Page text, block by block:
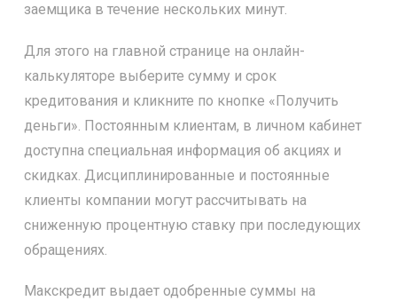
заемщика в течение нескольких минут.
Для этого на главной странице на онлайн-
калькуляторе выберите сумму и срок
кредитования и кликните по кнопке «Получить
деньги». Постоянным клиентам, в личном кабинет
доступна специальная информация об акциях и
скидках. Дисциплинированные и постоянные
клиенты компании могут рассчитывать на
сниженную процентную ставку при последующих
обращениях.
Макскредит выдает одобренные суммы на